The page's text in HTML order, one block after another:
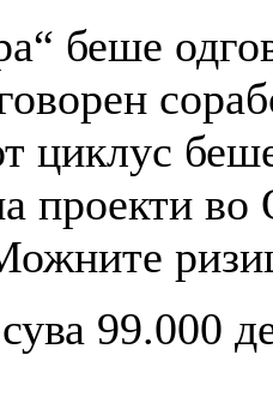
беше
циклус
проекти во
99.000